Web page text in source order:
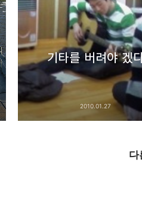
Pocket
기타를 버려야 겠
2010.01.27
다